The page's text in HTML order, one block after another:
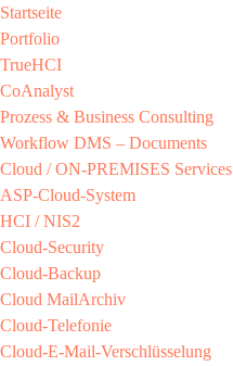
Startseite
Portfolio
TrueHCI
CoAnalyst
Prozess & Business Consulting
Workflow DMS – Documents
Cloud / ON-PREMISES​ Services​
ASP-Cloud-System​
HCI / NIS2​
Cloud-Security​
Cloud-Backup​
Cloud MailArchiv​
Cloud-Telefonie​
Cloud-E-Mail-Verschlüsselung​